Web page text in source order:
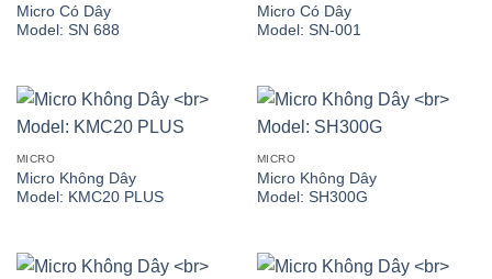
Micro Có Dây
Model: SN 688
Micro Có Dây
Model: SN-001
MICRO
Micro Không Dây
Model: KMC20 PLUS
MICRO
Micro Không Dây
Model: SH300G